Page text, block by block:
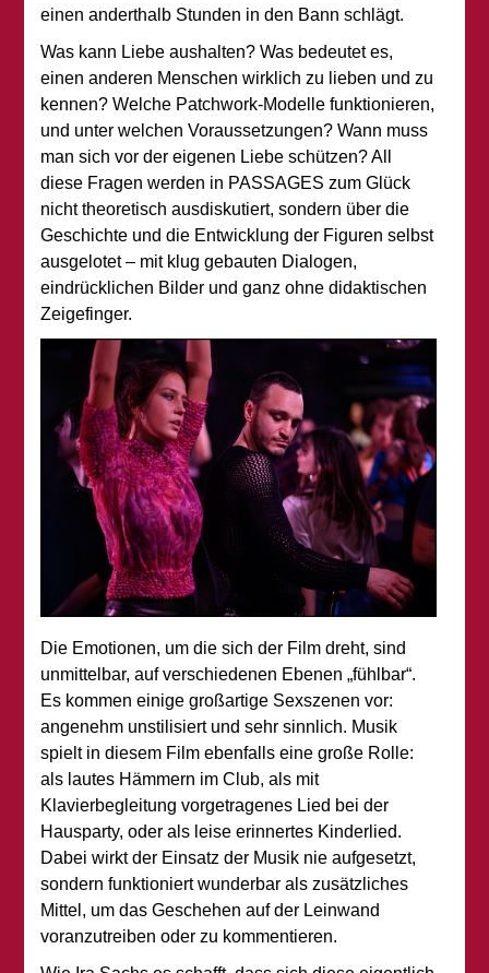
einen anderthalb Stunden in den Bann schlägt.
Was kann Liebe aushalten? Was bedeutet es,
einen anderen Menschen wirklich zu lieben und zu
kennen? Welche Patchwork-Modelle funktionieren,
und unter welchen Voraussetzungen? Wann muss
man sich vor der eigenen Liebe schützen? All
diese Fragen werden in PASSAGES zum Glück
nicht theoretisch ausdiskutiert, sondern über die
Geschichte und die Entwicklung der Figuren selbst
ausgelotet – mit klug gebauten Dialogen,
eindrücklichen Bilder und ganz ohne didaktischen
Zeigefinger.
Die Emotionen, um die sich der Film dreht, sind
unmittelbar, auf verschiedenen Ebenen „fühlbar“.
Es kommen einige großartige Sexszenen vor:
angenehm unstilisiert und sehr sinnlich. Musik
spielt in diesem Film ebenfalls eine große Rolle:
als lautes Hämmern im Club, als mit
Klavierbegleitung vorgetragenes Lied bei der
Hausparty, oder als leise erinnertes Kinderlied.
Dabei wirkt der Einsatz der Musik nie aufgesetzt,
sondern funktioniert wunderbar als zusätzliches
Mittel, um das Geschehen auf der Leinwand
voranzutreiben oder zu kommentieren.